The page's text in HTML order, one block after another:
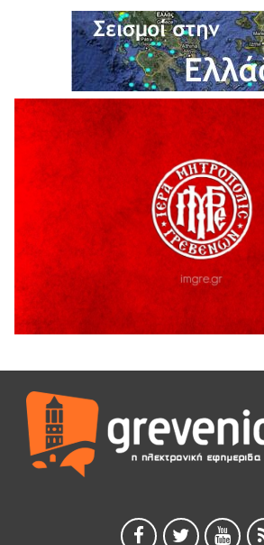
6 Αυγούστου 2026
Ολοκληρώνεται η ασφαλτόστρωση της
6 Αυγούστου 2026
H παραδοχή λαθών είναι (και) δύναμη
5 Αυγούστου 2026
Ο ΑΝΔΡΕΑΣ ΑΣΛΑΝΙΔΗΣ ΣΥΝΕΧΙΖΕΙ ΣΤΟΝ
ΓΡΕΒΕΝΩΝ
5 Αυγούστου 2026
Ευχαριστήριο Εκπολιτιστικού Συλλόγου
Παρασχάκη Αθανάσιο
5 Αυγούστου 2026
Διακοπή υδροδότησης του Α΄ κλάδου
5 Αυγούστου 2026
Θερινό Σινεμά στο πλαίσιο του
Καλοκαιριού 2026» με την βραβευμένη
Ανάσες».
5 Αυγούστου 2026
5 Αυγούστου 2026